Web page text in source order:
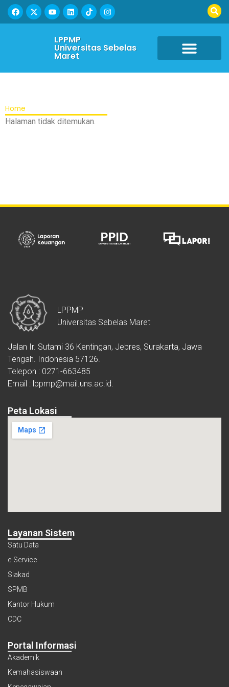
LPPMP
Universitas Sebelas
Maret
Home
Halaman tidak ditemukan.
LPPMP
Universitas Sebelas Maret
Jalan Ir. Sutami 36 Kentingan, Jebres, Surakarta, Jawa
Tengah. Indonesia 57126.
Telepon : 0271-663485
Email : lppmp@mail.uns.ac.id.
Peta Lokasi
Layanan Sistem
Satu Data
e-Service
Siakad
SPMB
Kantor Hukum
CDC
Portal Informasi
Akademik
Kemahasiswaan